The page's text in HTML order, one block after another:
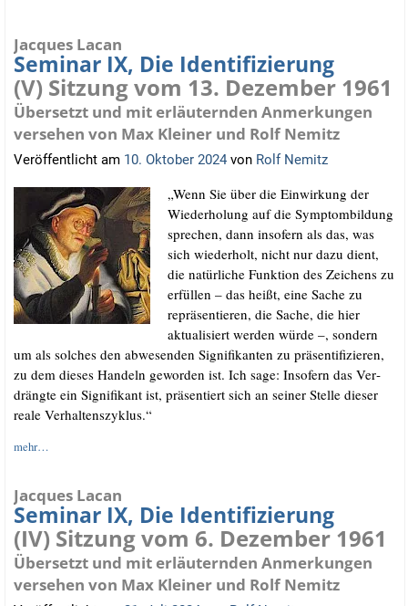
Jacques Lacan
Seminar IX, Die Identifizierung
(V) Sitzung vom 13. Dezember 1961
Übersetzt und mit erläuternden Anmerkungen
versehen von Max Kleiner und Rolf Nemitz
Veröffentlicht am 10. Oktober 2024 von Rolf Nemitz
„Wenn Sie über die Ein­wir­kung der
Wie­der­ho­lung auf die Sym­ptom­bil­dung
spre­chen, dann inso­fern als das, was
sich wie­der­holt, nicht nur dazu dient,
die natür­li­che Funk­ti­on des Zei­chens zu
erfül­len – das heißt, eine Sache zu
reprä­sen­tie­ren, die Sache, die hier
aktua­li­siert wer­den wür­de –, son­dern
um als sol­ches den abwe­sen­den Signi­fi­kan­ten zu prä­sen­ti­fi­zie­ren,
zu dem die­ses Han­deln gewor­den ist. Ich sage: Inso­fern das Ver­
dräng­te ein Signi­fi­kant ist, prä­sen­tiert sich an sei­ner Stel­le die­ser
rea­le Verhaltenszyklus.“
mehr…
Jacques Lacan
Seminar IX, Die Identifizierung
(IV) Sitzung vom 6. Dezember 1961
Übersetzt und mit erläuternden Anmerkungen
versehen von Max Kleiner und Rolf Nemitz